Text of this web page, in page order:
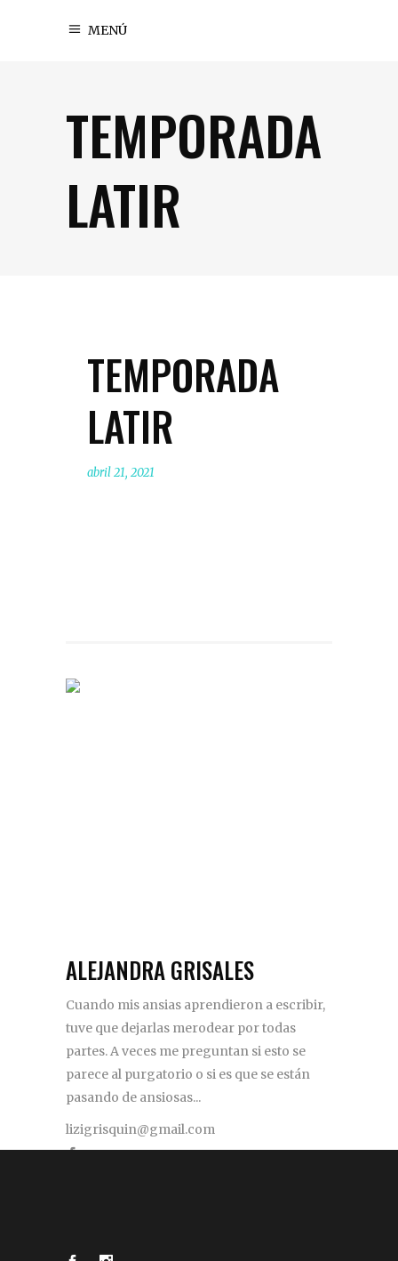
MENÚ
TEMPORADA
LATIR
TEMPORADA
LATIR
abril 21, 2021
ALEJANDRA GRISALES
Cuando mis ansias aprendieron a escribir,
tuve que dejarlas merodear por todas
partes. A veces me preguntan si esto se
parece al purgatorio o si es que se están
pasando de ansiosas...
lizigrisquin@gmail.com